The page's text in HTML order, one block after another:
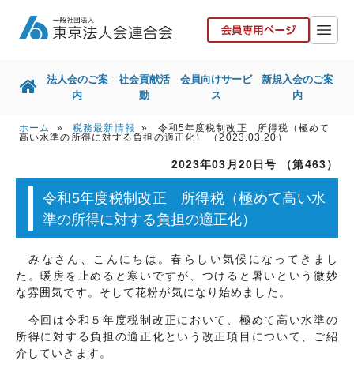
ホーム 法人会のご案内
会員向けサービス
新規入会のご案内 国税局との取組
リンク集 お問い合せ
協力会社の皆様へ
交通・アクセス
法人会のご案
内
社会貢献活
動
会員向けサービ
ス
新規入会のご案
内
ホーム »税務最新情報
» 令和5年度税制改正 所得税（極めて
高い水準の所得に対する負担の適正化） （2023.03.20）
2023年03月20日号 （第463）
令和5年度税制改正 所得税（極めて高い水
準の所得に対する負担の適正化）
みなさん、こんにちは。春らしい気候になってきまし
た。暖房を止めると寒いですが、つけると暑いという微妙
な雰囲気です。そして花粉が気になり始めました。
今回は令和５年度税制改正において、極めて高い水準の
所得に対する負担の適正化という改正項目について、ご紹
介していきます。